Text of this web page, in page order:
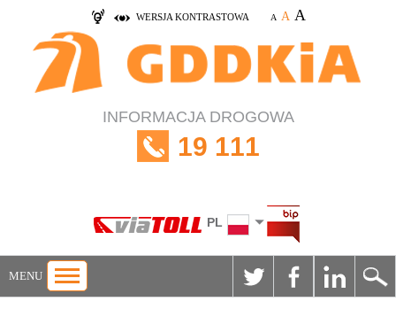
WERSJA KONTRASTOWA A A A
INFORMACJA DROGOWA
19 111
PL
MENU